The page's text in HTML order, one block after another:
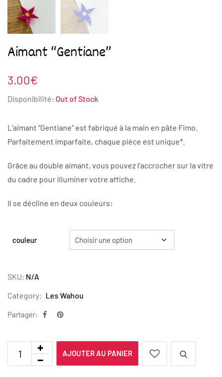
Aimant “Gentiane”
3.00€
Disponibilité: Out of Stock
L’aimant “Gentiane” est fabriqué à la main en pâte Fimo.
Parfaitement imparfaite, chaque pièce est unique*.
Grâce au double aimant, vous pouvez l’accrocher sur la vitre
du cadre pour illuminer votre affiche.
Il se décline en deux couleurs:
couleur
SKU: N/A
Category: Les Wahou
Partager:
AJOUTER AU PANIER